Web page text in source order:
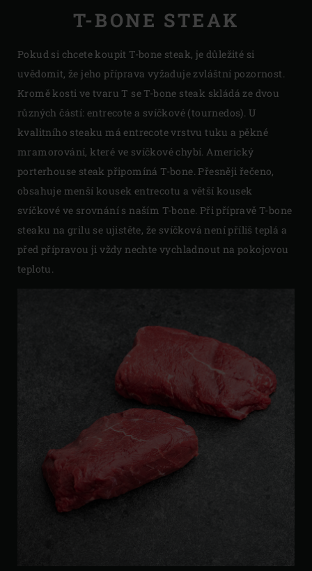
T-BONE STEAK
Pokud si chcete koupit T-bone steak, je důležité si
uvědomit, že jeho příprava vyžaduje zvláštní pozornost.
Kromě kosti ve tvaru T se T-bone steak skládá ze dvou
různých částí: entrecote a svíčkové (tournedos). U
kvalitního steaku má entrecote vrstvu tuku a pěkné
mramorování, které ve svíčkové chybí. Americký
porterhouse steak připomíná T-bone. Přesněji řečeno,
obsahuje menší kousek entrecotu a větší kousek
svíčkové ve srovnání s naším T-bone. Při přípravě T-bone
steaku na grilu se ujistěte, že svíčková není příliš teplá a
před přípravou ji vždy nechte vychladnout na pokojovou
teplotu.